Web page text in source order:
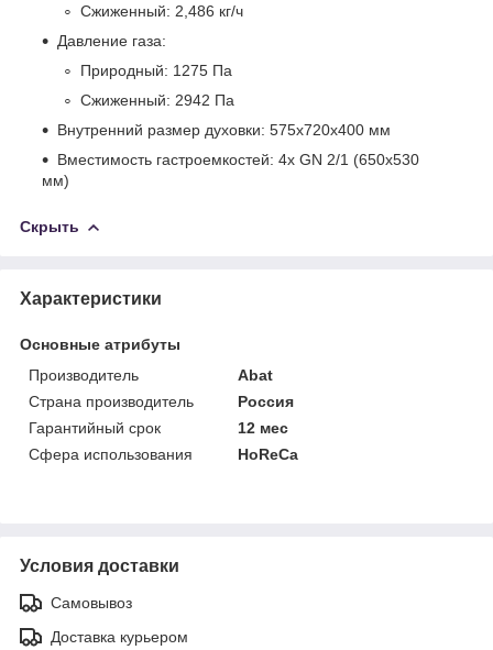
Сжиженный: 2,486 кг/ч
Давление газа:
Природный: 1275 Па
Сжиженный: 2942 Па
Внутренний размер духовки: 575х720х400 мм
Вместимость гастроемкостей: 4х GN 2/1 (650x530
мм)
Скрыть
Характеристики
Основные атрибуты
Производитель
Abat
Страна производитель
Россия
Гарантийный срок
12 мес
Сфера использования
HoReCa
Условия доставки
Самовывоз
Доставка курьером